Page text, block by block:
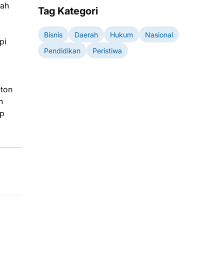
Tag Kategori
Bisnis Daerah Hukum
Nasional
Pendidikan
Peristiwa